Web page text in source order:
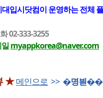
대입시닷컴이 운영하는 전체 플
02-333-3255
myappkorea@naver.com
★메인으로 >> �명븯��